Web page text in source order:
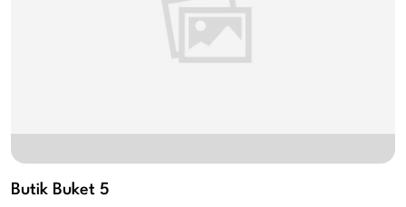
Butik Buket 5